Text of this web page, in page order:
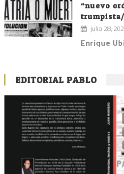
“nuevo
julio 28,
Enrique
EDITORIAL PABLO